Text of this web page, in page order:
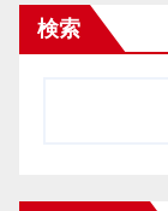
検索